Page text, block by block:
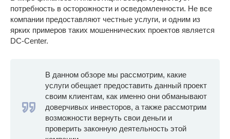
потребность в осторожности и осведомленности. Не все
компании предоставляют честные услуги, и одним из
ярких примеров таких мошеннических проектов является
DC-Center.
В данном обзоре мы рассмотрим, какие
услуги обещает предоставить данный проект
своим клиентам, как именно они обманывают
доверчивых инвесторов, а также рассмотрим
возможности вернуть свои деньги и
проверить законную деятельность этой